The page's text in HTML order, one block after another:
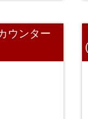
ウンター